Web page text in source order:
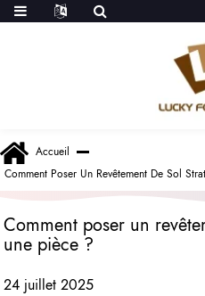
Accueil
Comment Poser Un Revêtement De Sol
Comment poser un
une pièce ?
24 juillet 2025